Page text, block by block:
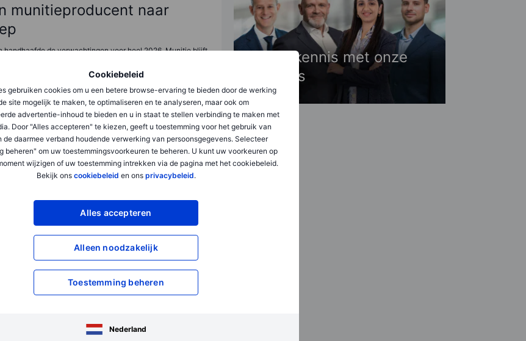
Cookiebeleid
gebruiken cookies om u een betere browse-ervaring te bieden door de werking
site mogelijk te maken, te optimaliseren en te analyseren, maar ook om
advertentie-inhoud te bieden en u in staat te stellen verbinding te maken met
Door "Alles accepteren" te kiezen, geeft u toestemming voor het gebruik van
de daarmee verband houdende verwerking van persoonsgegevens. Selecteer
beheren" om uw toestemmingsvoorkeuren te beheren. U kunt uw voorkeuren op
wijzigen of uw toestemming intrekken via de pagina met het cookiebeleid.
Bekijk ons cookiebeleid en ons privacybeleid.
Alles accepteren
Alleen noodzakelijk
Toestemming beheren
Nederland
munitieproducent naar
handhaafde de verwachtingen voor heel 2026. Munitie blijft
bedrijf: voertuigen, luchtverdediging, drones en andere
maken van één productcategorie.
SpaceX, Uber, ASMI, Microsoft & nog
Inberg diverse experts uit de financiële wereld om ...
SBM Offshore is
Want in plaats van de grotendeels irrelevan...
dit waren de populairste aandelen van
Maak kennis met onze
experts